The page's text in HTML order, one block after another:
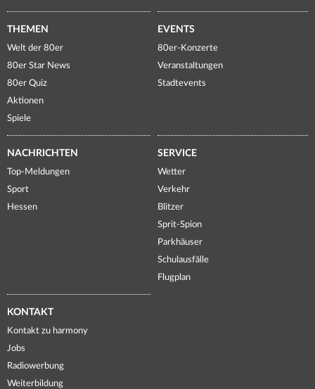
THEMEN
Welt der 80er
80er Star News
80er Quiz
Aktionen
Spiele
EVENTS
80er-Konzerte
Veranstaltungen
Stadtevents
NACHRICHTEN
Top-Meldungen
Sport
Hessen
SERVICE
Wetter
Verkehr
Blitzer
Sprit-Spion
Parkhäuser
Schulausfälle
Flugplan
KONTAKT
Kontakt zu harmony
Jobs
Radiowerbung
Weiterbildung